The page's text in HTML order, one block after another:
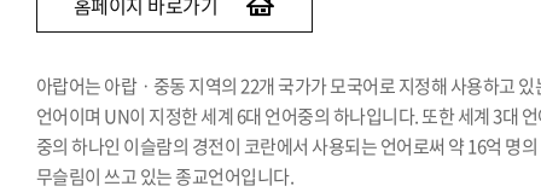
아랍어는 아랍ㆍ중동 지역의 22개 국가가 모국어로 지정해 사용하고 있
언어이며 UN이 지정한 세계 6대 언어중의 하나입니다. 또한 세계 3대
중의 하나인 이슬람의 경전이 코란에서 사용되는 언어로써 약 16억 명의
무슬림이 쓰고 있는 종교언어입니다.